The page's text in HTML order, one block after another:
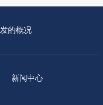
的概况
新闻中心